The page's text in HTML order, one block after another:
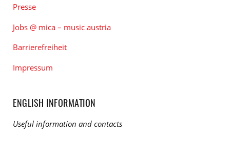
Presse
Jobs @ mica – music austria
Barrierefreiheit
Impressum
ENGLISH INFORMATION
Useful information and contacts